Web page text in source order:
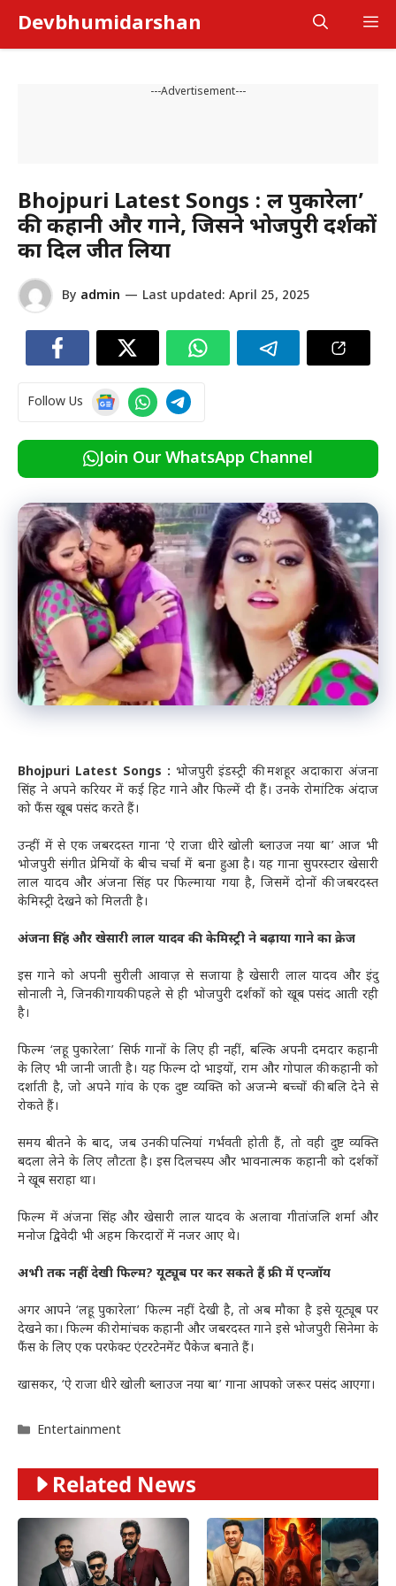
content
Devbhumidarshan
---Advertisement---
Bhojpuri Latest Songs : लहू पुकारेला’
की कहानी और गाने, जिसने भोजपुरी दर्शकों
का दिल जीत लिया
By admin — Last updated: April 25, 2025
Follow Us
Join Our WhatsApp Channel
Bhojpuri Latest Songs : भोजपुरी इंडस्ट्री की मशहूर अदाकारा अंजना
सिंह ने अपने करियर में कई हिट गाने और फिल्में दी हैं। उनके रोमांटिक अंदाज
को फैंस खूब पसंद करते हैं।
उन्हीं में से एक जबरदस्त गाना ‘ऐ राजा धीरे खोली ब्लाउज नया बा’ आज भी
भोजपुरी संगीत प्रेमियों के बीच चर्चा में बना हुआ है। यह गाना सुपरस्टार खेसारी
लाल यादव और अंजना सिंह पर फिल्माया गया है, जिसमें दोनों की जबरदस्त
केमिस्ट्री देखने को मिलती है।
अंजना सिंह और खेसारी लाल यादव की केमिस्ट्री ने बढ़ाया गाने का क्रेज
इस गाने को अपनी सुरीली आवाज़ से सजाया है खेसारी लाल यादव और इंदु
सोनाली ने, जिनकी गायकी पहले से ही भोजपुरी दर्शकों को खूब पसंद आती रही
है।
फिल्म ‘लहू पुकारेला’ सिर्फ गानों के लिए ही नहीं, बल्कि अपनी दमदार कहानी
के लिए भी जानी जाती है। यह फिल्म दो भाइयों, राम और गोपाल की कहानी को
दर्शाती है, जो अपने गांव के एक दुष्ट व्यक्ति को अजन्मे बच्चों की बलि देने से
रोकते हैं।
समय बीतने के बाद, जब उनकी पत्नियां गर्भवती होती हैं, तो वही दुष्ट व्यक्ति
बदला लेने के लिए लौटता है। इस दिलचस्प और भावनात्मक कहानी को दर्शकों
ने खूब सराहा था।
फिल्म में अंजना सिंह और खेसारी लाल यादव के अलावा गीतांजलि शर्मा और
मनोज द्विवेदी भी अहम किरदारों में नजर आए थे।
अभी तक नहीं देखी फिल्म? यूट्यूब पर कर सकते हैं फ्री में एन्जॉय
अगर आपने ‘लहू पुकारेला’ फिल्म नहीं देखी है, तो अब मौका है इसे यूट्यूब पर
देखने का। फिल्म की रोमांचक कहानी और जबरदस्त गाने इसे भोजपुरी सिनेमा के
फैंस के लिए एक परफेक्ट एंटरटेनमेंट पैकेज बनाते हैं।
खासकर, ‘ऐ राजा धीरे खोली ब्लाउज नया बा’ गाना आपको जरूर पसंद आएगा।
Categories
Entertainment
Related News